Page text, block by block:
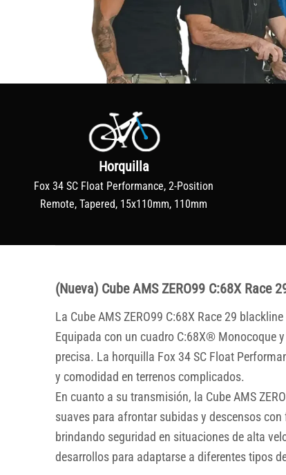
Horquilla
Fox 34 SC Float Performance, 2-Position
Remote, Tapered, 15x110mm, 110mm
(Nueva) Cube AMS ZERO99 C:68X Race
La Cube AMS ZERO99 C:68X Race 29
Equipada con un cuadro C:68X® Monocoque
precisa. La horquilla Fox 34 SC Float
y comodidad en terrenos complicados.
En cuanto a su transmisión, la Cube AMS
suaves para afrontar subidas y descensos
brindando seguridad en situaciones de alta
desarrollos para adaptarse a diferentes tipos